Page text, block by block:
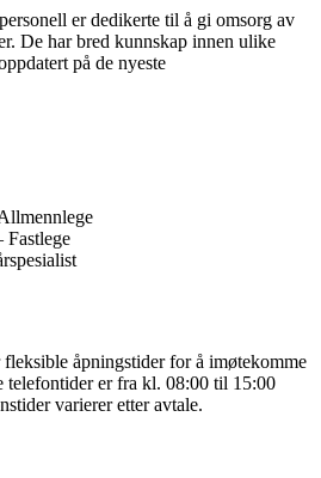
er dedikerte til å gi omsorg av
De har bred kunnskap innen ulike
på de nyeste
Fastlege
fleksible åpningstider for å imøtekomme
telefontider er fra kl. 08:00 til 15:00
varierer etter avtale.